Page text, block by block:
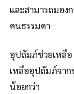
และสามารถมอง
คนธรรมดา
อุปถัมภ์ช่วยเหลือ
เหลืออุปถัมภ์จา
น้อยกว่า